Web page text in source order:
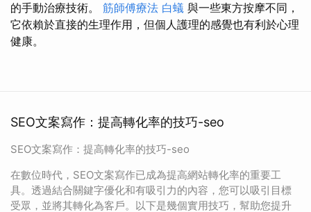
的手動治療技術。 筋師傅療法 白蟻 與一些東方按摩不同，
它依賴於直接的生理作用，但個人護理的感覺也有利於心理
健康。
SEO文案寫作：提高轉化率的技巧-seo
SEO文案寫作：提高轉化率的技巧-seo
在數位時代，SEO文案寫作已成為提高網站轉化率的重要工
具。透過結合關鍵字優化和有吸引力的內容，您可以吸引目標
受眾，並將其轉化為客戶。以下是幾個實用技巧，幫助您提升